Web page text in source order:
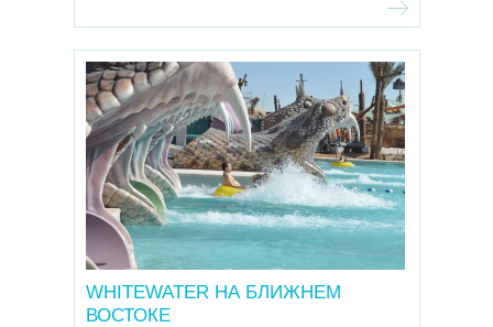
WHITEWATER НА БЛИЖНЕМ
ВОСТОКЕ